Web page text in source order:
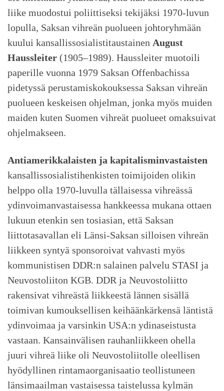
liike muodostui poliittiseksi tekijäksi 1970-luvun
lopulla, Saksan vihreän puolueen johtoryhmään
kuului kansallissosialistitaustainen August
Haussleiter (1905–1989). Haussleiter muotoili
paperille vuonna 1979 Saksan Offenbachissa
pidetyssä perustamiskokouksessa Saksan vihreän
puolueen keskeisen ohjelman, jonka myös muiden
maiden kuten Suomen vihreät puolueet omaksuivat
ohjelmakseen.
Antiamerikkalaisten ja kapitalisminvastaisten
kansallissosialistihenkisten toimijoiden olikin
helppo olla 1970-luvulla tällaisessa vihreässä
ydinvoimanvastaisessa hankkeessa mukana ottaen
lukuun etenkin sen tosiasian, että Saksan
liittotasavallan eli Länsi-Saksan silloisen vihreän
liikkeen syntyä sponsoroivat vahvasti myös
kommunistisen DDR:n salainen palvelu STASI ja
Neuvostoliiton KGB. DDR ja Neuvostoliitto
rakensivat vihreästä liikkeestä lännen sisällä
toimivan kumouksellisen keihäänkärkensä läntistä
ydinvoimaa ja varsinkin USA:n ydinaseistusta
vastaan. Kansainvälisen rauhanliikkeen ohella
juuri vihreä liike oli Neuvostoliitolle oleellisen
hyödyllinen rintamaorganisaatio teollistuneen
länsimaailman vastaisessa taistelussa kylmän